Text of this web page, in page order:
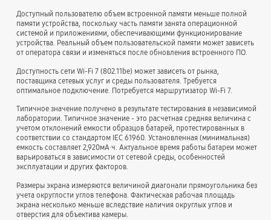
Доступный пользователю объем встроенной памяти меньше полной
памяти устройства, поскольку часть памяти занята операционной
системой и приложениями, обеспечивающими функционирование
устройства. Реальный объем пользовательской памяти может зависеть
от оператора связи и изменяться после обновления встроенного ПО.
Доступность сети Wi-Fi 7 (802.11be) может зависеть от рынка,
поставщика сетевых услуг и среды пользователя. Требуется
оптимальное подключение. Потребуется маршрутизатор Wi-Fi 7.
Типичное значение получено в результате тестирования в независимой
лаборатории. Типичное значение - это расчетная средняя величина с
учетом отклонений емкости образцов батарей, протестированных в
соответствии со стандартом IEC 61960. Установленная (минимальная)
емкость составляет 2,920мА·ч. Актуальное время работы батареи может
варьироваться в зависимости от сетевой среды, особенностей
эксплуатации и других факторов.
Размеры экрана измеряются величиной диагонали прямоугольника без
учета округлости углов телефона. Фактическая рабочая площадь
экрана несколько меньше вследствие наличия округлых углов и
отверстия для объектива камеры.